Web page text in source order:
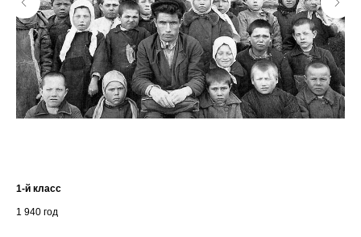
1-й класс
1 940 год